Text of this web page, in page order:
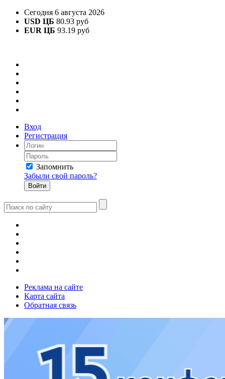
Сегодня 6 августа 2026
USD ЦБ 80.93 руб
EUR ЦБ 93.19 руб
Вход
Регистрация
Запомнить
Забыли свой пароль?
Реклама на сайте
Карта сайта
Обратная связь